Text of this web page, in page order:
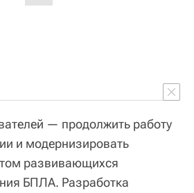
— продолжить работу
и модернизировать
развивающихся
БПЛА. Разработка